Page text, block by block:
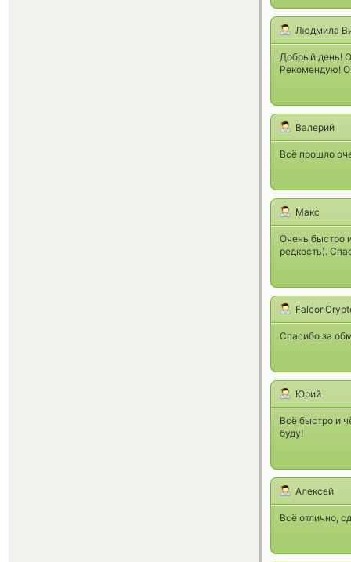
Людмила
Добрый день!
Рекомендую!
Валерий
Всё прошло
Макс
Очень быстро
редкость).
Спасибо за
Юрий
Всё быстро и
буду!
Алексей
Всё отлично,